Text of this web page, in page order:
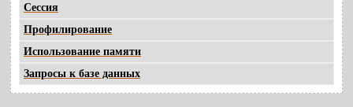
Сессия
Профилирование
Использование памяти
Запросы к базе данных